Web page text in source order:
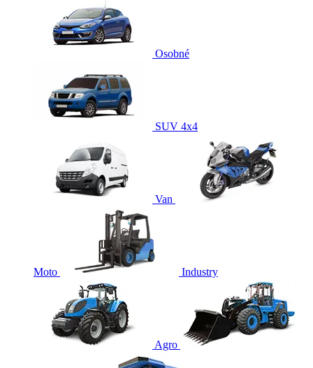
Osobné
SUV 4x4
Van
Moto Industry
Agro